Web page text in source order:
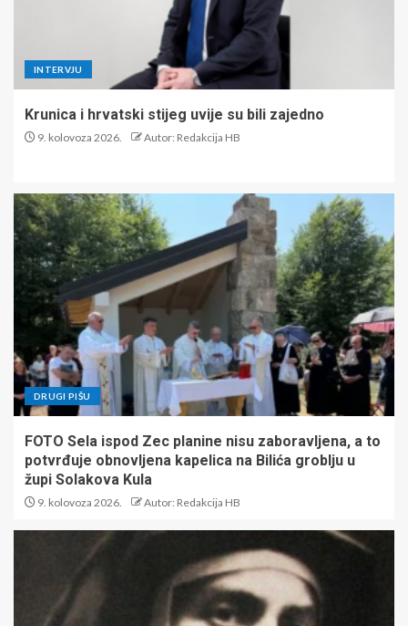
INTERVJU
Krunica i hrvatski stijeg uvije su bili zajedno
9. kolovoza 2026. Autor: Redakcija HB
DRUGI PIŠU
FOTO Sela ispod Zec planine nisu zaboravljena, a to
potvrđuje obnovljena kapelica na Bilića groblju u
župi Solakova Kula
9. kolovoza 2026. Autor: Redakcija HB